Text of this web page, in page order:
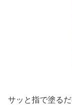
サッと指で塗る